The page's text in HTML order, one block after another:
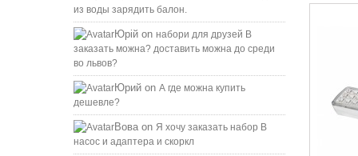
из воды зарядить балон.
Юрій on набори для друзей B
заказать можна? доставить можна до среди
во львов?
Юрий on А где можна купить
дешевле?
Вова on Я хочу заказать набор B
насос и адаптера и скоркл